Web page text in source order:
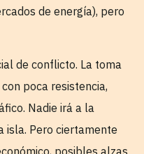
de energía), pero
de conflicto. La toma
poca resistencia,
Nadie irá a la
isla. Pero ciertamente